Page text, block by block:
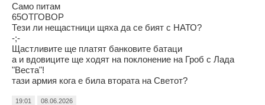
Само питам
65ОТГОВОР
Тези ли нещастници щяха да се бият с НАТО?
-;-
Щастливите ще платят банковите батаци
а и вдовиците ще ходят на поклонение на Гроб с Лада
"Веста"!
тази армия кога е била втората на Светот?
19:01 08.06.2026